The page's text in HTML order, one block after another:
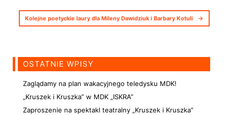
Kolejne poetyckie laury dla Mileny Dawidziuk i Barbary Kotuli →
OSTATNIE WPISY
Zaglądamy na plan wakacyjnego teledysku MDK!
„Kruszek i Kruszka” w MDK „ISKRA”
Zaproszenie na spektakl teatralny „Kruszek i Kruszka”